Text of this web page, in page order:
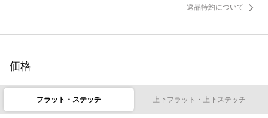
返品特約について
価格
フラット・ステッチ 上下フラット・上下ステッチ